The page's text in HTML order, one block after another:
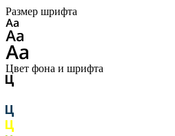
Размер шрифта
Цвет фона и шрифта